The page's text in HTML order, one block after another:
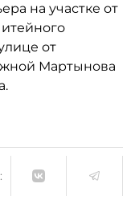
на участке от
от
Мартынова